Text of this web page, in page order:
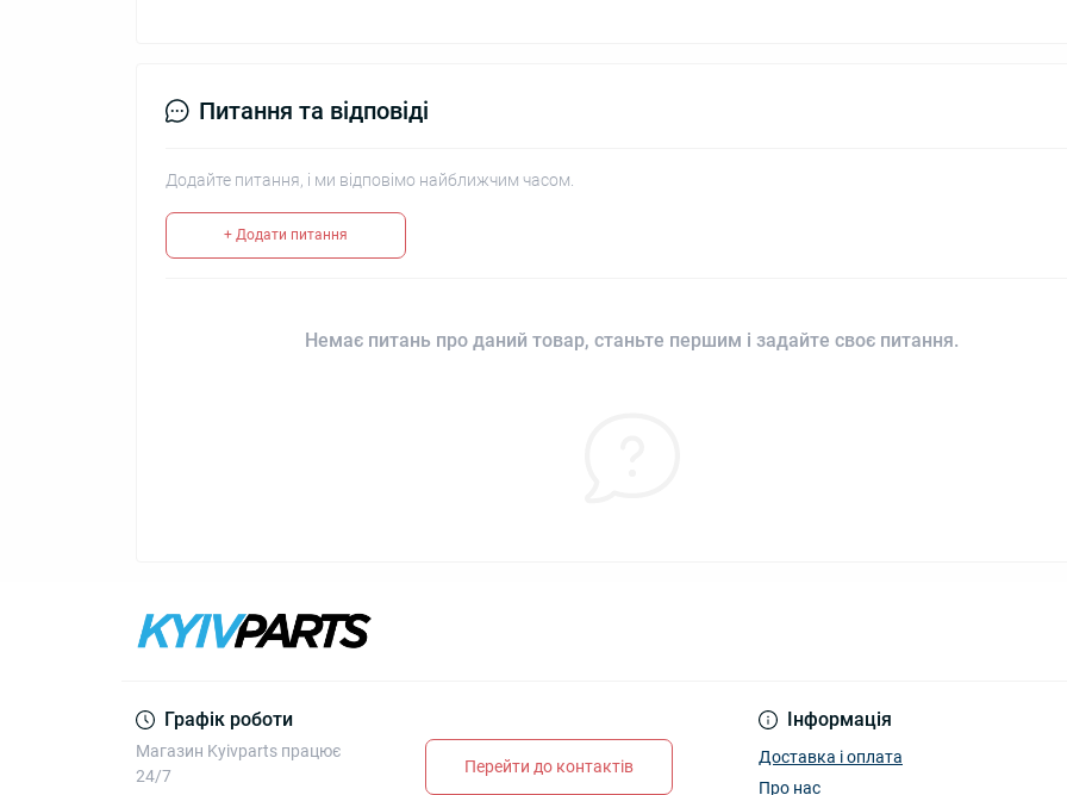
Питання та відповіді
Додайте питання, і ми відповімо найближчим часом.
+ Додати питання
Немає питань про даний товар, станьте першим і задайте своє питання.
Графік роботи
Магазин Kyivparts працює
24/7
Перейти до контактів
Інформація
Доставка і оплата
Про нас